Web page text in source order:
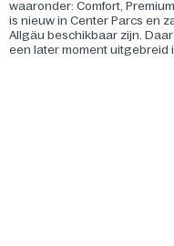
waaronder: Comfort,
is nieuw in Center Parcs en
Allgäu beschikbaar zijn.
een later moment uitgebreid